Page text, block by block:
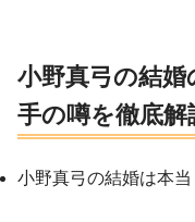
小野真弓の結婚
手の噂を徹底解
小野真弓の結婚は本